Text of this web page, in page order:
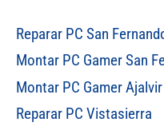
Reparar PC San
Montar PC Gamer San
Montar PC Gamer Ajalvir
Reparar PC Vistasierra